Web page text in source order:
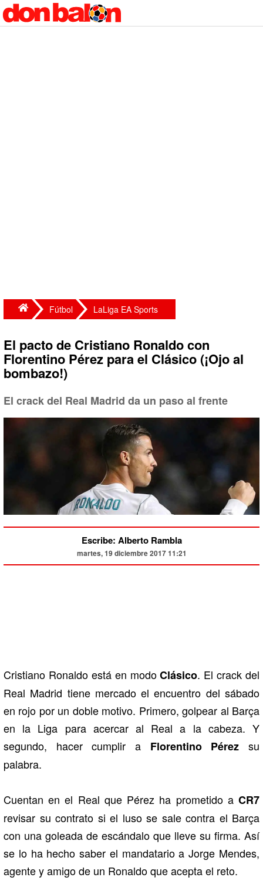
Fútbol LaLiga EA Sports
El pacto de Cristiano Ronaldo con
Florentino Pérez para el Clásico (¡Ojo al
bombazo!)
El crack del Real Madrid da un paso al frente
Escribe: Alberto Rambla
martes, 19 diciembre 2017 11:21
Cristiano Ronaldo está en modoClásico. El crack del
Real Madrid tiene mercado el encuentro del sábado
en rojo por un doble motivo. Primero, golpear al Barça
en la Liga para acercar al Real a la cabeza. Y
segundo, hacer cumplir a Florentino Pérez su
palabra.
Cuentan en el Real que Pérez ha prometido a CR7
revisar su contrato si el luso se sale contra el Barça
con una goleada de escándalo que lleve su firma. Así
se lo ha hecho saber el mandatario a Jorge Mendes,
agente y amigo de un Ronaldo que acepta el reto.